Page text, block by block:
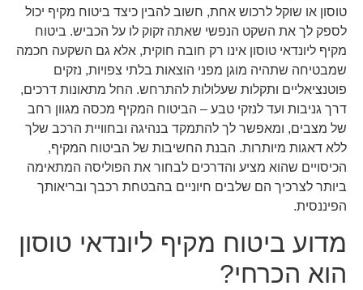
טוסון או שוקל לרכוש אחת, חשוב להבין כיצד ביטוח מקיף יכול
לספק לך את השקט הנפשי שאתה זקוק לו על הכביש. ביטוח
מקיף ליונדאי טוסון אינו רק חובה חוקית, אלא גם השקעה חכמה
שמבטיחה שתהיה מוגן מפני הוצאות בלתי צפויות, נזקים
פוטנציאליים ותקלות שעלולות להתרחש. החל מתאונות דרכים,
דרך גניבות ועד לנזקי טבע – הביטוח המקיף מכסה מגוון רחב
של מצבים, ומאפשר לך להתמקד בנהיגה ובחוויית הרכב שלך
ללא דאגות מיותרות. הבנת החשיבות של הביטוח המקיף,
הכיסויים שהוא מציע והדרכים לבחור את הפוליסה המתאימה
ביותר לצרכיך הם שלבים חיוניים בהבטחת רכבך ובריאותך
הפיננסית.
מדוע ביטוח מקיף ליונדאי טוסון
הוא הכרחי?